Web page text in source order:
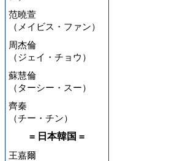
范曉萱
（メイビス・ファン）
周杰倫
（ジェイ・チョウ）
蘇慧倫
（ターシー・スー）
齊秦
（チー・チン）
= 日本韓国 =
王嘉爾